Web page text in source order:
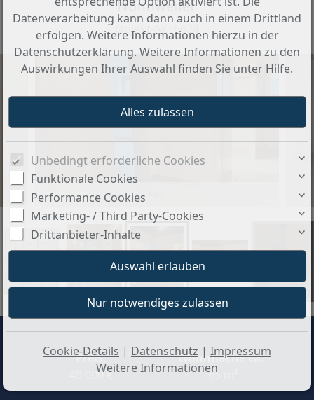
Nonnweiler
Objekt-Nr.: 5624
+11
Preis:
49.000 €
Wohnfläche ca.:
65 m²
Datenverarbeitung kann dann auch in einem Drittland
erfolgen. Weitere Informationen hierzu in der
Datenschutzerklärung. Weitere Informationen zu den
Auswirkungen Ihrer Auswahl finden Sie unter Hilfe.
Unbedingt erforderliche Cookies
Funktionale Cookies
Performance Cookies
Marketing- / Third Party-Cookies
Drittanbieter-Inhalte
Cookie-Details | Datenschutz | Impressum
Weitere Informationen